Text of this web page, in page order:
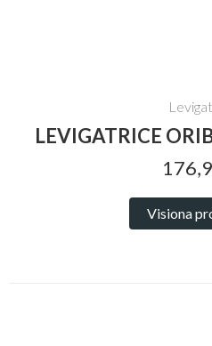
LEVIGATRICE
Visiona